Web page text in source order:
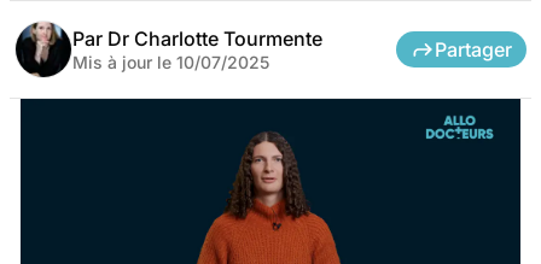
Par Dr Charlotte Tourmente
Mis à jour le 10/07/2025
Partager